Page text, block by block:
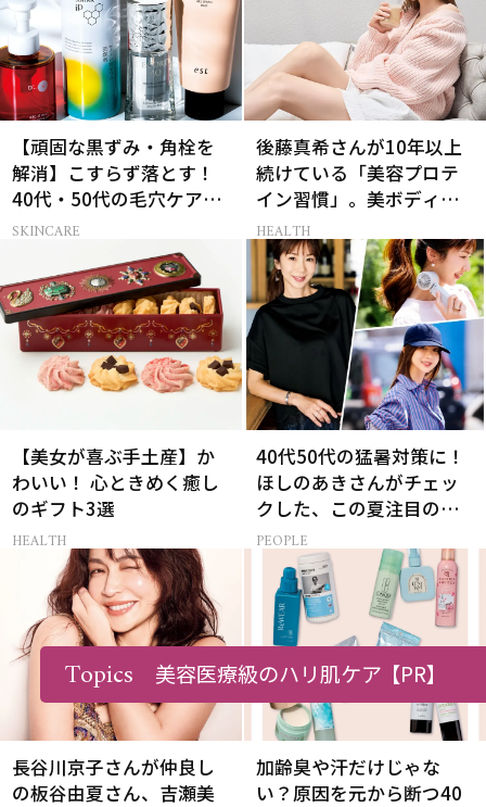
【頑固な黒ずみ・角栓を
解消】こすらず落とす！
40代・50代の毛穴ケア4
選
SKINCARE
後藤真希さんが10年以上
続けている「美容プロテ
イン習慣」。美ボディを
支える朝ルーティンと
は？
HEALTH
【美女が喜ぶ手土産】か
わいい！ 心ときめく癒し
のギフト3選
HEALTH
40代50代の猛暑対策に！
ほしのあきさんがチェッ
クした、この夏注目の暑
さ対策グッズ3選
PEOPLE
長谷川京子さんが仲良し
の板谷由夏さん、吉瀬美
加齢臭や汗だけじゃな
い？原因を元から断つ40
Topics 美容医療級のハリ肌ケア【PR】